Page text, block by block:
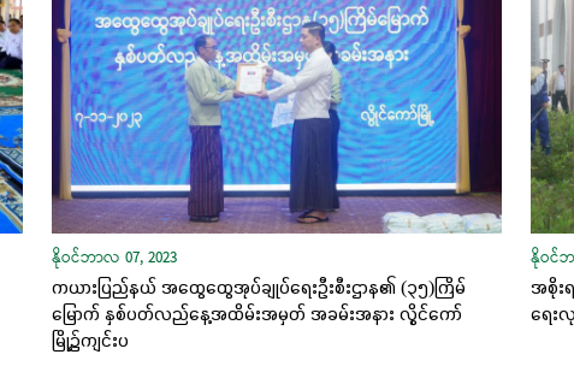
နိုဝင်ဘာလ 07, 2023
ကယားပြည်နယ် အထွေထွေအုပ်ချုပ်ရေးဦးစီးဌာန၏ (၃၅)ကြိမ်
မြောက် နှစ်ပတ်လည်နေ့အထိမ်းအမှတ် အခမ်းအနား လွိုင်ကော်
မြို့၌ကျင်းပ
နိုဝင်ဘ
အစိုး
ရေး